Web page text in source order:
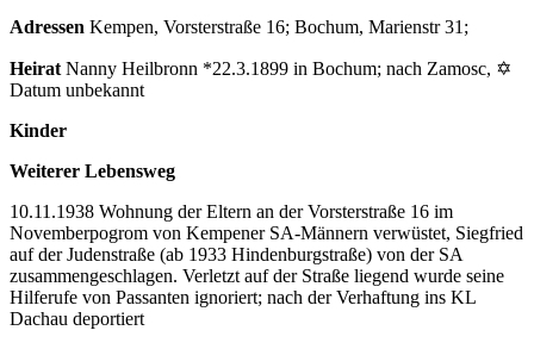
Adressen Kempen, Vorsterstraße 16; Bochum, Marienstr 31;
Heirat Nanny Heilbronn *22.3.1899 in Bochum; nach Zamosc, ✡
Datum unbekannt
Kinder
Weiterer Lebensweg
10.11.1938 Wohnung der Eltern an der Vorsterstraße 16 im
Novemberpogrom von Kempener SA-Männern verwüstet, Siegfried
auf der Judenstraße (ab 1933 Hindenburgstraße) von der SA
zusammengeschlagen. Verletzt auf der Straße liegend wurde seine
Hilferufe von Passanten ignoriert; nach der Verhaftung ins KL
Dachau deportiert